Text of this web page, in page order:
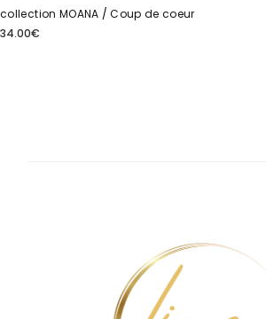
collection MOANA
Coup de coeur
34.00€